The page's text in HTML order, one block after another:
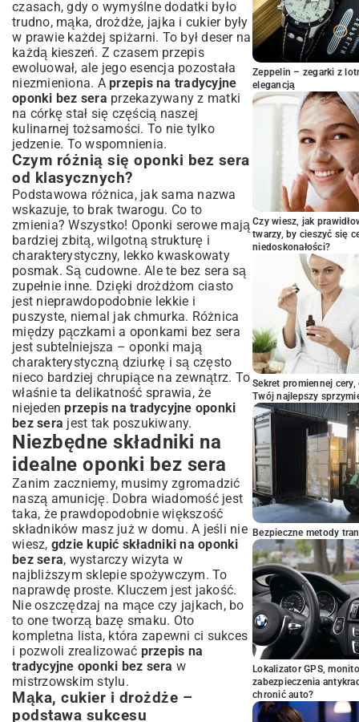
pomarańczowe
Dekoracja i podanie – pomysły na
efektowny deser
Oponki bez sera: Idealne na każdą
okazję
Dlaczego warto wybrać ten przepis?
Przechowywanie oponek, by dłużej cieszyły
świeżością
Podsumowanie: Smak tradycji na
Twoim stole
czasach, gdy o wymyślne dodatki było
trudno, mąka, drożdże, jajka i cukier były
w prawie każdej spiżarni. To był deser na
każdą kieszeń. Z czasem przepis
ewoluował, ale jego esencja pozostała
niezmieniona. A przepis na tradycyjne
oponki bez sera przekazywany z matki
na córkę stał się częścią naszej
kulinarnej tożsamości. To nie tylko
jedzenie. To wspomnienia.
Czym różnią się oponki bez sera
od klasycznych?
Podstawowa różnica, jak sama nazwa
wskazuje, to brak twarogu. Co to
zmienia? Wszystko! Oponki serowe mają
bardziej zbitą, wilgotną strukturę i
charakterystyczny, lekko kwaskowaty
posmak. Są cudowne. Ale te bez sera są
zupełnie inne. Dzięki drożdżom ciasto
jest nieprawdopodobnie lekkie i
puszyste, niemal jak chmurka. Różnica
między pączkami a oponkami bez sera
jest subtelniejsza – oponki mają
charakterystyczną dziurkę i są często
nieco bardziej chrupiące na zewnątrz. To
właśnie ta delikatność sprawia, że
niejedenprzepis na tradycyjne oponki
bez sera jest tak poszukiwany.
Niezbędne składniki na
idealne oponki bez sera
Zanim zaczniemy, musimy zgromadzić
naszą amunicję. Dobra wiadomość jest
taka, że prawdopodobnie większość
składników masz już w domu. A jeśli nie
wiesz, gdzie kupić składniki na oponki
bez sera, wystarczy wizyta w
najbliższym sklepie spożywczym. To
naprawdę proste. Kluczem jest jakość.
Nie oszczędzaj na mące czy jajkach, bo
to one tworzą bazę smaku. Oto
kompletna lista, która zapewni ci sukces
i pozwoli zrealizować przepis na
tradycyjne oponki bez sera w
mistrzowskim stylu.
Mąka, cukier i drożdże –
podstawa sukcesu
Zeppelin – zegarki z
elegancją
Czy wiesz, jak
twarzy, by cieszyć się
niedoskonałości?
Sekret promiennej
Twój najlepszy
Bezpieczne metody
Lokalizator GPS,
zabezpieczenia
chronić auto?